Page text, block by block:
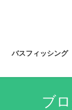
バスフィッシング
ブ